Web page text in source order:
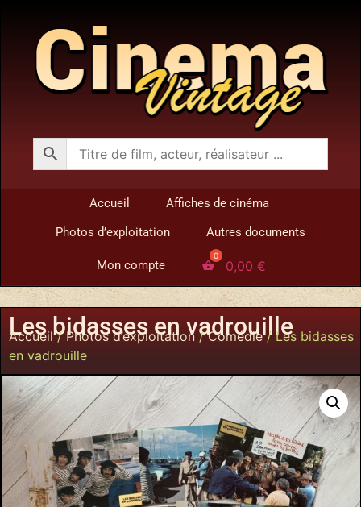
Accueil
Affiches de cinéma
Photos d’exploitation
Autres documents
Mon compte 0,00€
Les bidasses en vadrouille
Accueil/Photos d’exploitation /Comédie/ Les bidasses
en vadrouille